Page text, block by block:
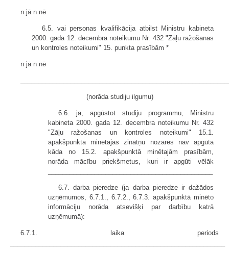
n jā n nē
6.5. vai personas kvalifikācija atbilst Ministru kabineta
2000. gada 12. decembra noteikumu Nr. 432 "Zāļu ražošanas
un kontroles noteikumi" 15. punkta prasībām *
n jā n nē
(norāda studiju ilgumu)
6.6. ja, apgūstot studiju programmu, Ministru
kabineta 2000. gada 12. decembra noteikumu Nr. 432
"Zāļu ražošanas un kontroles noteikumi" 15.1.
apakšpunktā minētajās zinātņu nozarēs nav apgūta
kāda no 15.2. apakšpunktā minētajām prasībām,
norāda mācību priekšmetus, kuri ir apgūti vēlāk
6.7. darba pieredze (ja darba pieredze ir dažādos
uzņēmumos, 6.7.1., 6.7.2., 6.7.3. apakšpunktā minēto
informāciju norāda atsevišķi par darbību katrā
uzņēmumā):
6.7.1. laika periods